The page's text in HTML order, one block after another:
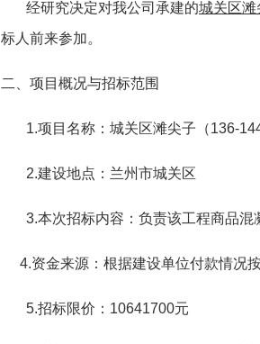
经研究决定对我公司承建的城关区滩
标人前来参加。
二、项目概况与招标范围
1.项目名称：城关区滩尖子（136-
2.建设地点：兰州市城关区
3.本次招标内容：负责该工程商品混
4.资金来源：根据建设单位付款情况
5.招标限价： 10641700元